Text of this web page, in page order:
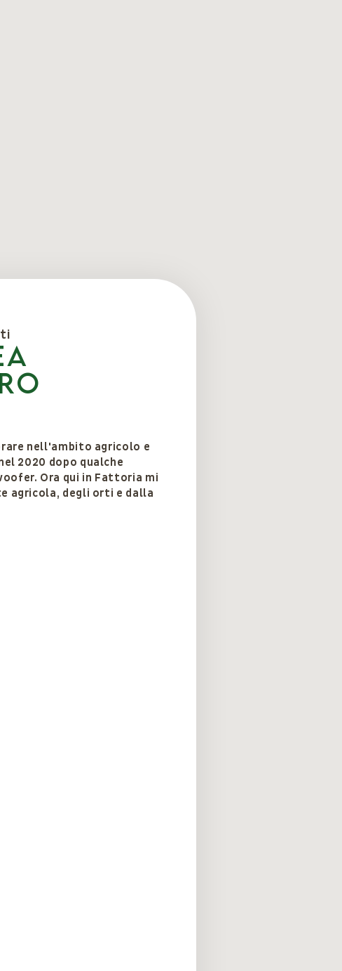
nell'ambito agricolo e
2020 dopo qualche
Ora qui in Fattoria mi
agricola, degli orti e dalla